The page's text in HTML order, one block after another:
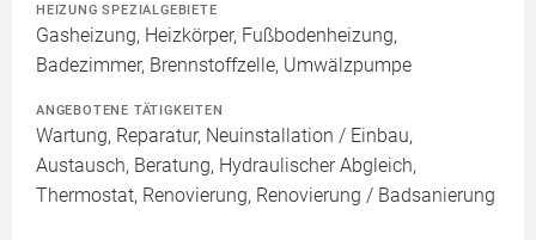
HEIZUNG SPEZIALGEBIETE
Gasheizung, Heizkörper, Fußbodenheizung,
Badezimmer, Brennstoffzelle, Umwälzpumpe
ANGEBOTENE TÄTIGKEITEN
Wartung, Reparatur, Neuinstallation / Einbau,
Austausch, Beratung, Hydraulischer Abgleich,
Thermostat, Renovierung, Renovierung / Badsanierung